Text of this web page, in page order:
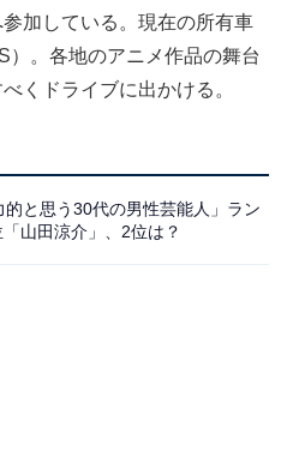
加している。現在の所有車
）。各地のアニメ作品の舞台
くドライブに出かける。
的と思う30代の男性芸能人」ラン
山田涼介」、2位は？